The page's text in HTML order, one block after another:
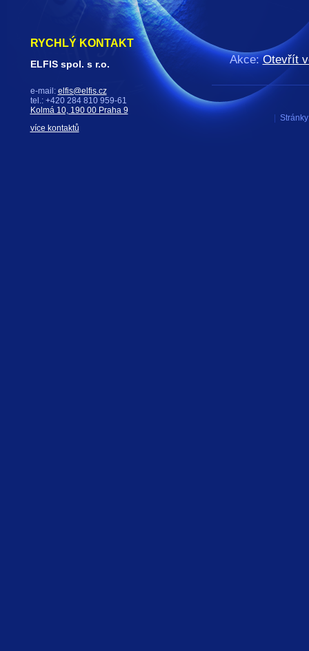
Akce:Otevřít
RYCHLÝ KONTAKT
ELFIS spol. s r.o.
e-mail: elfis@elfis.cz
tel.: +420 284 810 959-61
Kolmá 10, 190 00 Praha 9
více kontaktů